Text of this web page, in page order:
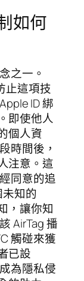
如何
之一。
止這項技
ID 綁
即使他人
個人資
時間後，
注意。這
同意的追
知的
，讓你知
AirTag 播
觸碰來獲
已設
為隱私侵